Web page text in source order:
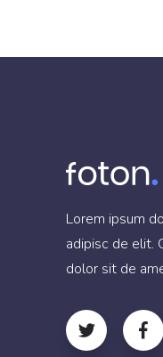
Lorem ipsum
adipisc de elit.
dolor sit de